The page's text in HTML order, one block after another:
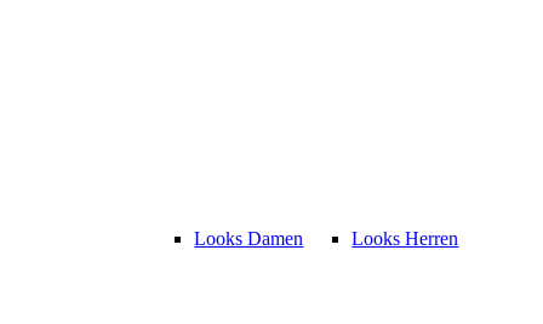
Looks Damen Looks Herren